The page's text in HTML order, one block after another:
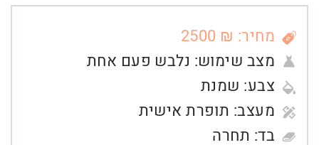
מחיר: ₪ 2500
מצב שימוש: נלבש פעם אחת
צבע: שמנת
מעצב: תופרת אישית
בד: תחרה